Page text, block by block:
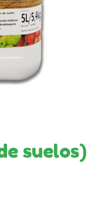
suelos)